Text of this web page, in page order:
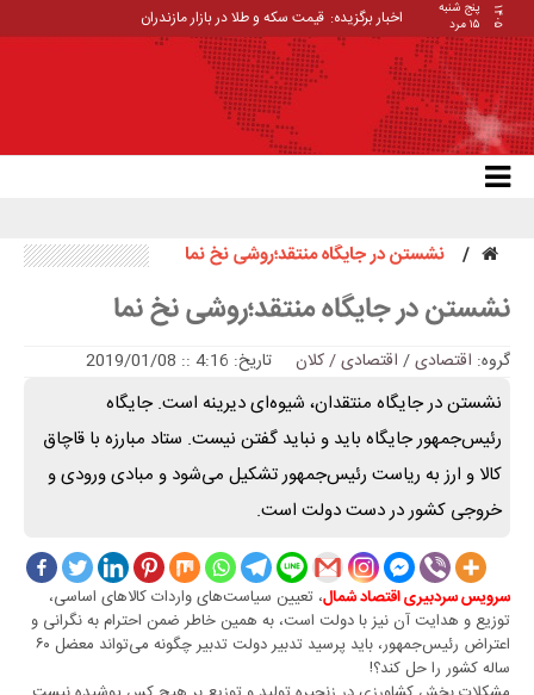
۱۴۰۵
پنج شنبه
۱۵ مرد
اخبار برگزیده: قیمت سکه و طلا در بازار مازندران
نشستن در جایگاه منتقد؛روشی نخ نما
نشستن در جایگاه منتقد؛روشی نخ نما
گروه: اقتصادی/ اقتصادی / کلان تاریخ: 4:16 :: 2019/01/08
نشستن در جایگاه منتقدان، شیوه‌ای دیرینه است. جایگاه
رئیس‌جمهور جایگاه باید و نباید گفتن نیست. ستاد مبارزه با قاچاق
کالا و ارز به ریاست رئیس‌جمهور تشکیل می‌شود و مبادی ورودی و
خروجی کشور در دست دولت است.
سرویس سردبیری اقتصاد شمال، تعیین سیاست‌های واردات کالا‌های اساسی،
توزیع و هدایت آن نیز با دولت است، به همین خاطر ضمن احترام به نگرانی و
اعتراض رئیس‌جمهور، باید پرسید تدبیر دولت تدبیر چگونه می‌تواند معضل ۶۰
ساله کشور را حل کند؟!